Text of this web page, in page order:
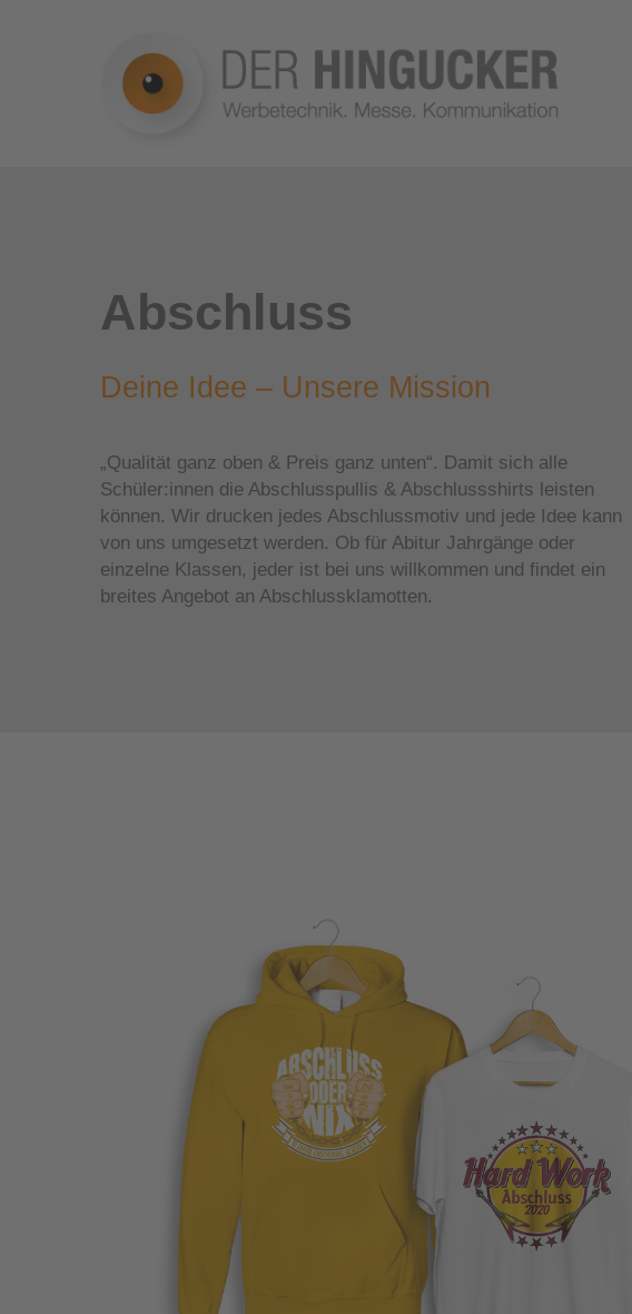
Gebäude
Fahrzeugbeschriftung
Raumgestaltung
Abschluss
Deine Idee – Unsere Mission
„Qualität ganz oben & Preis ganz unten“. Damit sich alle
Schüler:innen die Abschlusspullis & Abschlussshirts leisten
können. Wir drucken jedes Abschlussmotiv und jede Idee kann
von uns umgesetzt werden. Ob für Abitur Jahrgänge oder
einzelne Klassen, jeder ist bei uns willkommen und findet ein
breites Angebot an Abschlussklamotten.